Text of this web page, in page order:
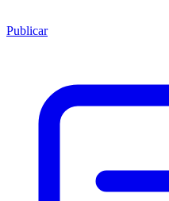
Publicar